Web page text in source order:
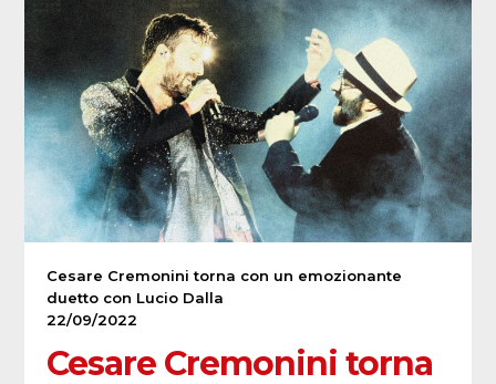
Cesare Cremonini torna con un emozionante
duetto con Lucio Dalla
22/09/2022
Cesare Cremonini torna